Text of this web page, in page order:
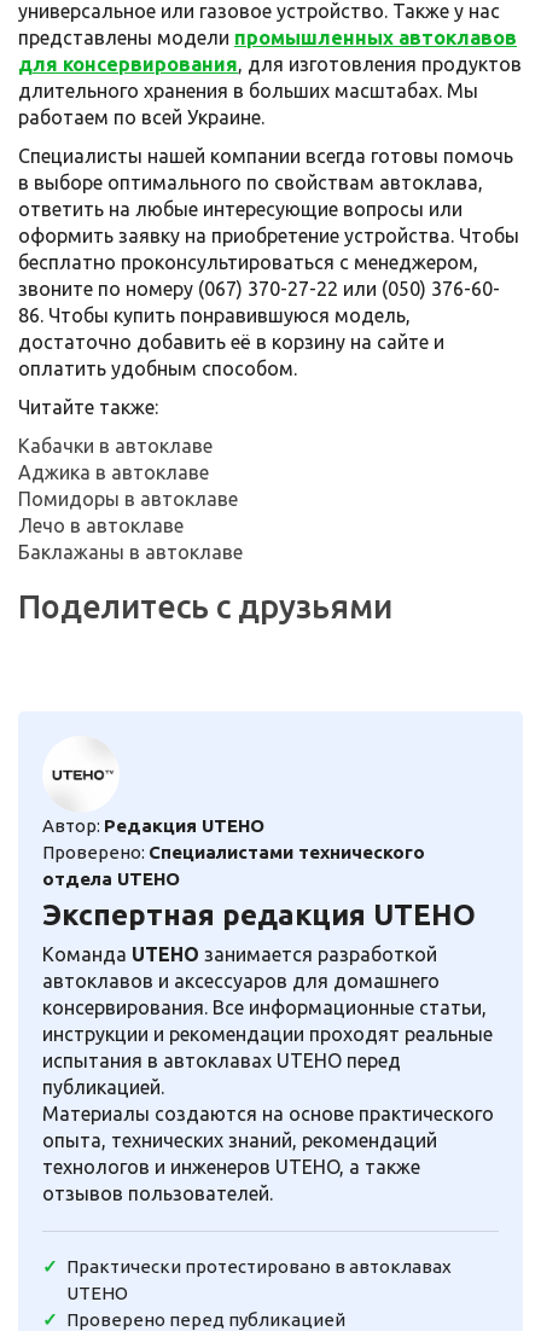
универсальное или газовое устройство. Также у нас
представлены модели промышленных автоклавов
для консервирования, для изготовления продуктов
длительного хранения в больших масштабах. Мы
работаем по всей Украине.
Специалисты нашей компании всегда готовы помочь
в выборе оптимального по свойствам автоклава,
ответить на любые интересующие вопросы или
оформить заявку на приобретение устройства. Чтобы
бесплатно проконсультироваться с менеджером,
звоните по номеру (067) 370-27-22 или (050) 376-60-
86. Чтобы купить понравившуюся модель,
достаточно добавить её в корзину на сайте и
оплатить удобным способом.
Читайте также:
Кабачки в автоклаве
Аджика в автоклаве
Помидоры в автоклаве
Лечо в автоклаве
Баклажаны в автоклаве
Поделитесь с друзьями
Автор: Редакция UTEHO
Проверено: Специалистами технического
отдела UTEHO
Экспертная редакция UTEHO
Команда UTEHO занимается разработкой
автоклавов и аксессуаров для домашнего
консервирования. Все информационные статьи,
инструкции и рекомендации проходят реальные
испытания в автоклавах UTEHO перед
публикацией.
Материалы создаются на основе практического
опыта, технических знаний, рекомендаций
технологов и инженеров UTEHO, а также
отзывов пользователей.
Практически протестировано в автоклавах
UTEHO
Проверено перед публикацией